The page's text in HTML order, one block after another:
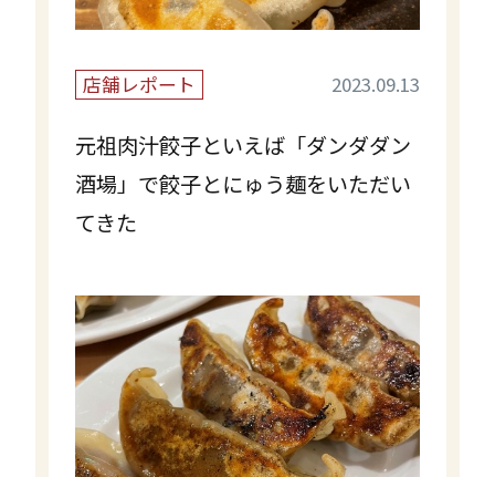
店舗レポート 2023.09.13
元祖肉汁餃子といえば「ダンダダン
酒場」で餃子とにゅう麺をいただい
てきた